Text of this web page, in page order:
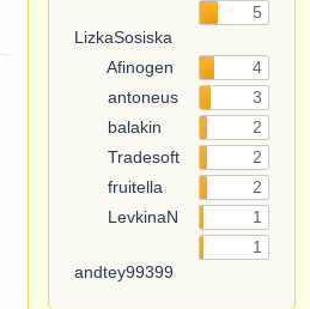
5
Afinogen
antoneus
3
balakin
2
Tradesoft
2
fruitella
2
LevkinaN
1
andtey99399
1